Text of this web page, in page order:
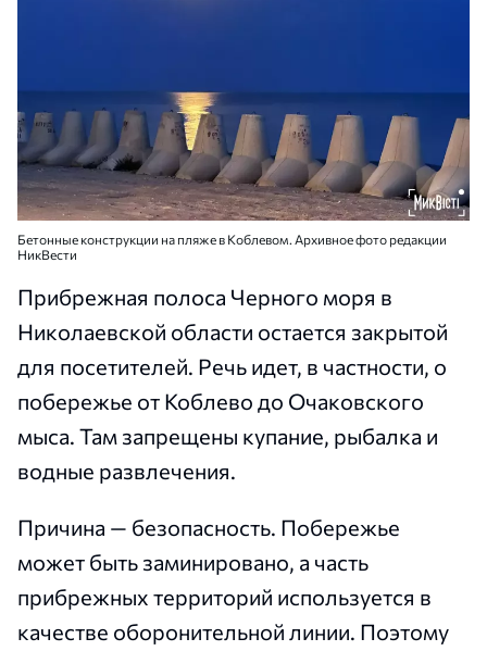
Бетонные конструкции на пляже в Коблевом. Архивное фото редакции
НикВести
Прибрежная полоса Черного моря в
Николаевской области остается закрытой
для посетителей. Речь идет, в частности, о
побережье от Коблево до Очаковского
мыса. Там запрещены купание, рыбалка и
водные развлечения.
Причина — безопасность. Побережье
может быть заминировано, а часть
прибрежных территорий используется в
качестве оборонительной линии. Поэтому